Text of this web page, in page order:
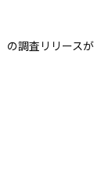
の調査リリースが